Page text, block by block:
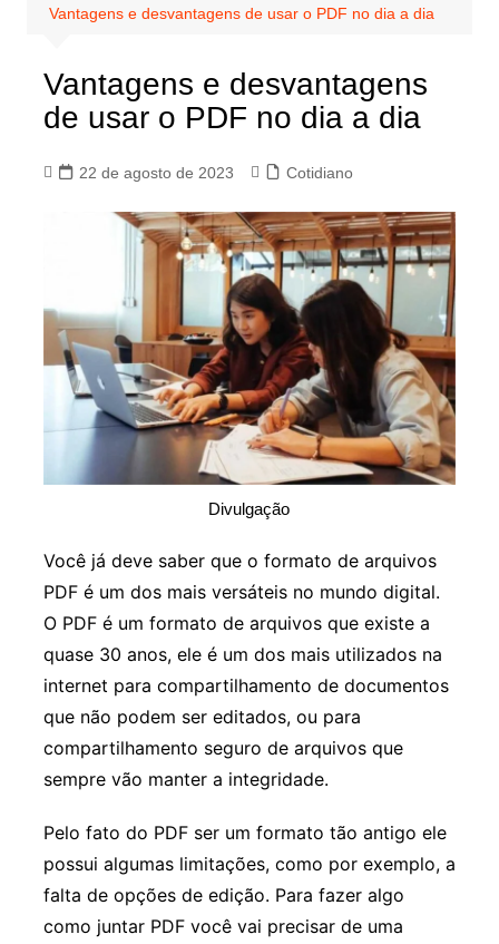
Vantagens e desvantagens de usar o PDF no dia a dia
Vantagens e desvantagens
de usar o PDF no dia a dia
22 de agosto de 2023 Cotidiano
Divulgação
Você já deve saber que o formato de arquivos
PDF é um dos mais versáteis no mundo digital.
O PDF é um formato de arquivos que existe a
quase 30 anos, ele é um dos mais utilizados na
internet para compartilhamento de documentos
que não podem ser editados, ou para
compartilhamento seguro de arquivos que
sempre vão manter a integridade.
Pelo fato do PDF ser um formato tão antigo ele
possui algumas limitações, como por exemplo, a
falta de opções de edição. Para fazer algo
como juntar PDF você vai precisar de uma